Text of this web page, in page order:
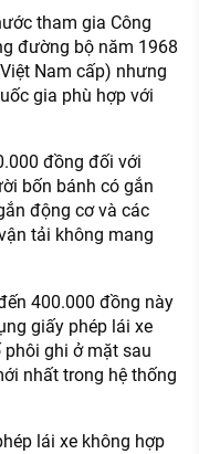
tham gia Công
đường bộ năm 1968
Nam cấp) nhưng
gia phù hợp với
đồng đối với
bốn bánh có gắn
động cơ và các
tải không mang
400.000 đồng này
giấy phép lái xe
phôi ghi ở mặt sau
nhất trong hệ thống
lái xe không hợp